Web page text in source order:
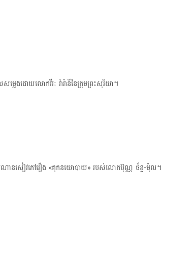
ម្លេងដោយលោកវីរៈ វ៉ារ៉ានី​នៃក្រុមព្រះសុរិយា។
នអំណានសៀវភៅរឿង «គុកនយោបាយ»​ របស់លោកប៊ុណ្ណ ច័ន្ទ-ម៉ុល។